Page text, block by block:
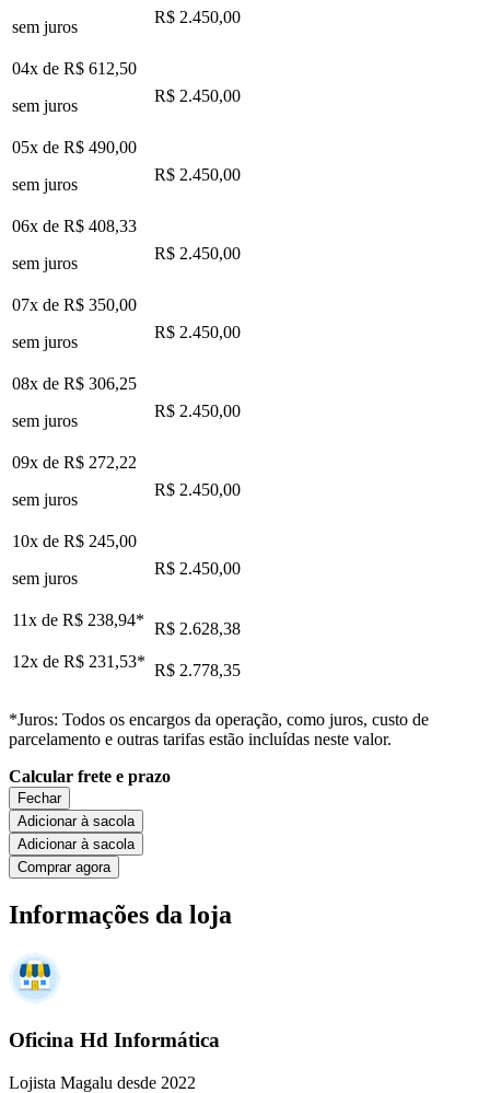
sem juros
R$ 2.450,00
04x de R$ 612,50
sem juros
R$ 2.450,00
05x de R$ 490,00
sem juros
R$ 2.450,00
06x de R$ 408,33
sem juros
R$ 2.450,00
07x de R$ 350,00
sem juros
R$ 2.450,00
08x de R$ 306,25
sem juros
R$ 2.450,00
09x de R$ 272,22
sem juros
R$ 2.450,00
10x de R$ 245,00
sem juros
R$ 2.450,00
11x de R$ 238,94* R$ 2.628,38
12x de R$ 231,53* R$ 2.778,35
*Juros: Todos os encargos da operação, como juros, custo de
parcelamento e outras tarifas estão incluídas neste valor.
Calcular frete e prazo
Fechar
Adicionar à sacola
Adicionar à sacola
Comprar agora
Informações da loja
Oficina Hd Informática
Lojista Magalu desde 2022